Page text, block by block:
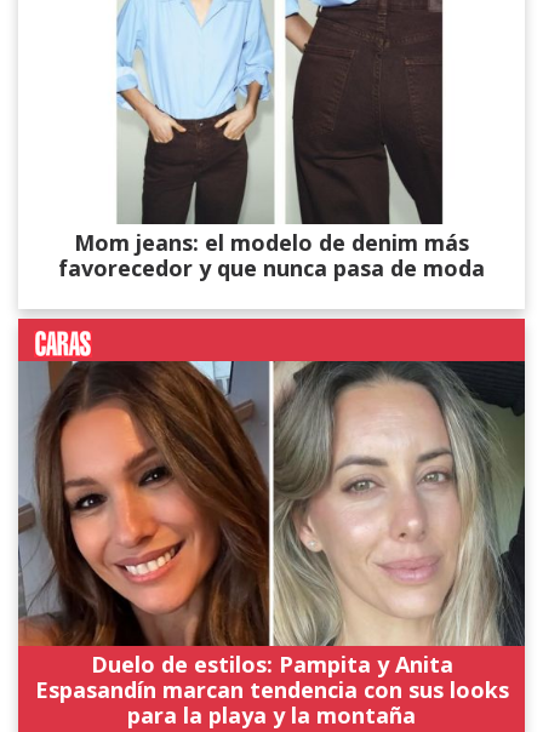
Mom jeans: el modelo de denim más
favorecedor y que nunca pasa de moda
Duelo de estilos: Pampita y Anita
Espasandín marcan tendencia con sus looks
para la playa y la montaña